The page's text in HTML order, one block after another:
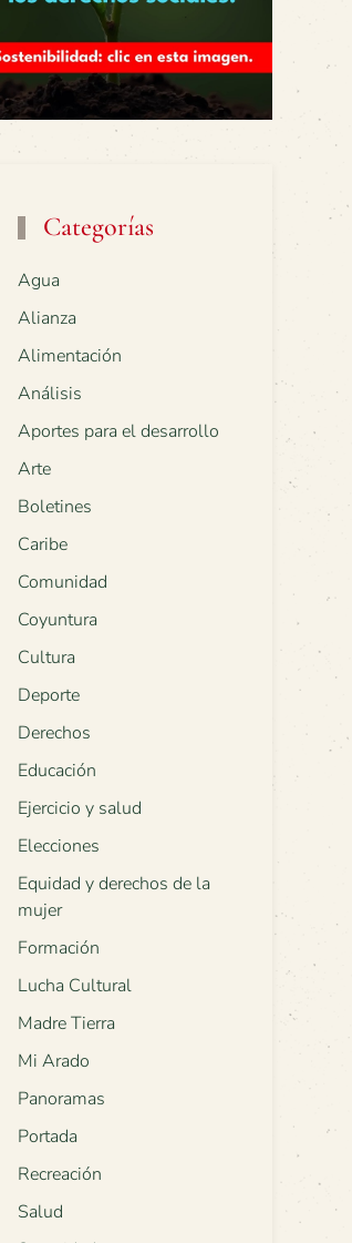
Categorías
Agua
Alianza
Alimentación
Análisis
Aportes para el desarrollo
Arte
Boletines
Caribe
Comunidad
Coyuntura
Cultura
Deporte
Derechos
Educación
Ejercicio y salud
Elecciones
Equidad y derechos de la
mujer
Formación
Lucha Cultural
Madre Tierra
Mi Arado
Panoramas
Portada
Recreación
Salud